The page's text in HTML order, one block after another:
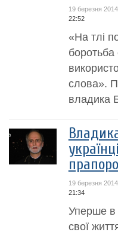
19 березня 2014
22:52
«На тлі
боротьба
слова».
владика
19 березня 2014
21:34
Уперше в
свої